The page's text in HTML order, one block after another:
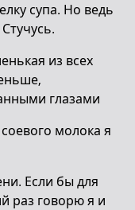
супа. Но ведь
из всех
глазами
молока я
Если бы для
раз говорю я и